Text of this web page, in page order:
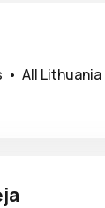
• All Lithuania